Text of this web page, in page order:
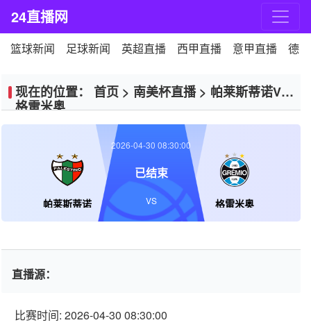
24直播网
篮球新闻 足球新闻 英超直播 西甲直播 意甲直播 德
现在的位置： 首页 > 南美杯直播> 帕莱斯蒂诺VS
格雷米奥
帕莱斯蒂诺 格雷米奥
2026-04-30 08:30:00
已结束
VS
直播源：
比赛时间: 2026-04-30 08:30:00